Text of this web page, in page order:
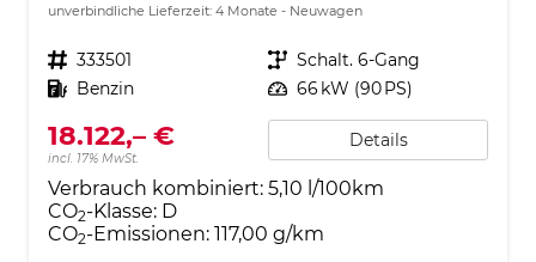
unverbindliche Lieferzeit: 4 Monate Neuwagen
Fahrzeugnr. 333501 Getriebe Schalt. 6-Gang
Kraftstoff Benzin Leistung 66 kW (90 PS)
18.122,– €
incl. 17% MwSt.
Details
Verbrauch kombiniert: 5,10 l/100km
CO2-Klasse: D
CO2-Emissionen: 117,00 g/km